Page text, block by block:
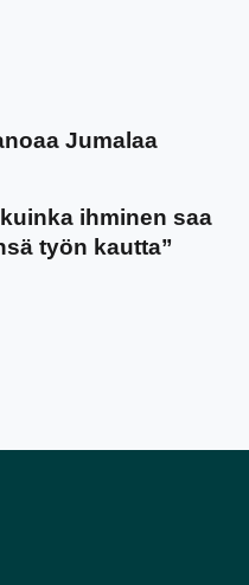
Jumalaa
ihminen saa
työn kautta”